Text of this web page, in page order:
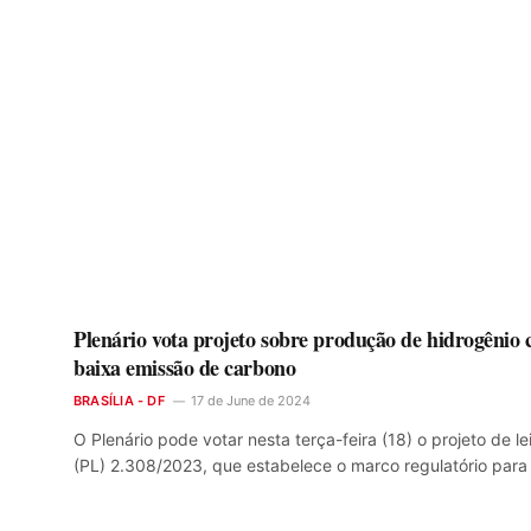
Plenário vota projeto sobre produção de hidrogênio
baixa emissão de carbono
BRASÍLIA - DF 17 de June de 2024
O Plenário pode votar nesta terça-feira (18) o projeto de lei
(PL) 2.308/2023, que estabelece o marco regulatório